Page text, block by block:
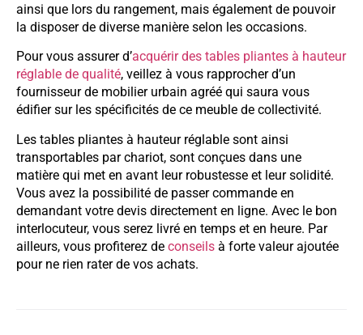
ainsi que lors du rangement, mais également de pouvoir
la disposer de diverse manière selon les occasions.
Pour vous assurer d’acquérir des tables pliantes à hauteur
réglable de qualité, veillez à vous rapprocher d’un
fournisseur de mobilier urbain agréé qui saura vous
édifier sur les spécificités de ce meuble de collectivité.
Les tables pliantes à hauteur réglable sont ainsi
transportables par chariot, sont conçues dans une
matière qui met en avant leur robustesse et leur solidité.
Vous avez la possibilité de passer commande en
demandant votre devis directement en ligne. Avec le bon
interlocuteur, vous serez livré en temps et en heure. Par
ailleurs, vous profiterez de conseils à forte valeur ajoutée
pour ne rien rater de vos achats.